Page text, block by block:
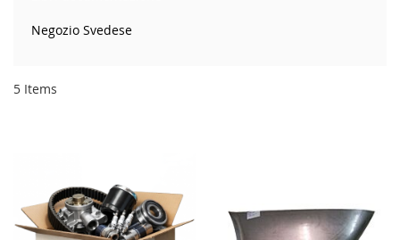
5 Items
Negozio Svedese